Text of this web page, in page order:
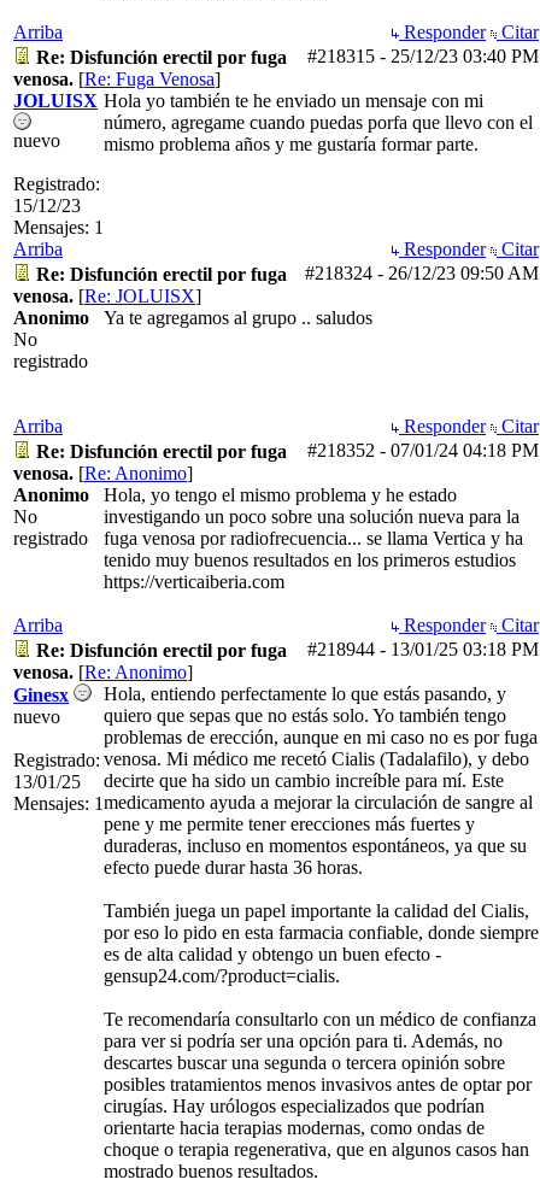
Arriba Responder
Citar
#218315 - 25/12/23 03:40 PM
Re: Disfunción erectil por fuga
venosa. [Re: Fuga Venosa]
JOLUISX
nuevo
Registrado:
15/12/23
Mensajes: 1
Hola yo también te he enviado un mensaje con mi
número, agregame cuando puedas porfa que llevo con el
mismo problema años y me gustaría formar parte.
Arriba Responder
Citar
#218324 - 26/12/23 09:50 AM
Re: Disfunción erectil por fuga
venosa. [Re: JOLUISX]
Anonimo
No
registrado
Ya te agregamos al grupo .. saludos
Arriba Responder
Citar
#218352 - 07/01/24 04:18 PM
Re: Disfunción erectil por fuga
venosa. [Re: Anonimo]
Anonimo
No
registrado
Hola, yo tengo el mismo problema y he estado
investigando un poco sobre una solución nueva para la
fuga venosa por radiofrecuencia... se llama Vertica y ha
tenido muy buenos resultados en los primeros estudios
https://verticaiberia.com
Arriba Responder
Citar
#218944 - 13/01/25 03:18 PM
Re: Disfunción erectil por fuga
venosa. [Re: Anonimo]
Ginesx
nuevo
Registrado:
13/01/25
Mensajes: 1
Hola, entiendo perfectamente lo que estás pasando, y
quiero que sepas que no estás solo. Yo también tengo
problemas de erección, aunque en mi caso no es por fuga
venosa. Mi médico me recetó Cialis (Tadalafilo), y debo
decirte que ha sido un cambio increíble para mí. Este
medicamento ayuda a mejorar la circulación de sangre al
pene y me permite tener erecciones más fuertes y
duraderas, incluso en momentos espontáneos, ya que su
efecto puede durar hasta 36 horas.
También juega un papel importante la calidad del Cialis,
por eso lo pido en esta farmacia confiable, donde siempre
es de alta calidad y obtengo un buen efecto -
gensup24.com/?product=cialis.
Te recomendaría consultarlo con un médico de confianza
para ver si podría ser una opción para ti. Además, no
descartes buscar una segunda o tercera opinión sobre
posibles tratamientos menos invasivos antes de optar por
cirugías. Hay urólogos especializados que podrían
orientarte hacia terapias modernas, como ondas de
choque o terapia regenerativa, que en algunos casos han
mostrado buenos resultados.